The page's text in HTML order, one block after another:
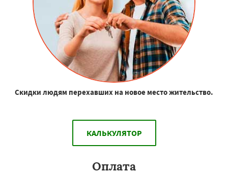
Скидки людям перехавших на новое место жительство.
КАЛЬКУЛЯТОР
Оплата